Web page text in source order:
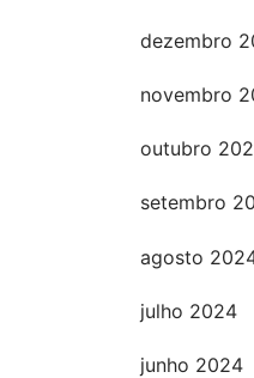
dezembro
novembro
outubro
setembro
agosto
julho 2024
junho 2024